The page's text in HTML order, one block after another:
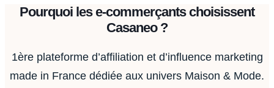
Pourquoi les e-commerçants choisissent
Casaneo ?
1ère plateforme d’affiliation et d’influence marketing
made in France dédiée aux univers Maison & Mode.